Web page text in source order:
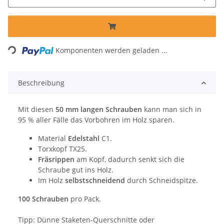
Loading... Komponenten werden geladen ...
Beschreibung
Mit diesen 50 mm langen Schrauben kann man sich in
95 % aller Fälle das Vorbohren im Holz sparen.
Material Edelstahl C1.
Torxkopf TX25.
Fräsrippen am Kopf, dadurch senkt sich die
Schraube gut ins Holz.
Im Holz selbstschneidend durch Schneidspitze.
100 Schrauben pro Pack.
Tipp: Dünne Staketen-Querschnitte oder